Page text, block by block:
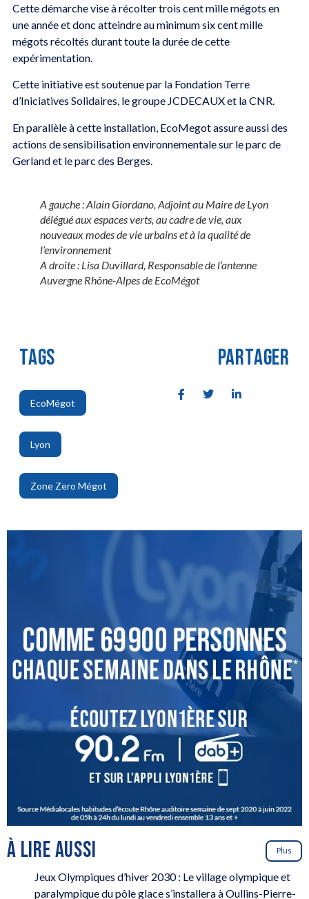
Cette démarche vise à récolter trois cent mille mégots en
une année et donc atteindre au minimum six cent mille
mégots récoltés durant toute la durée de cette
expérimentation.
Cette initiative est soutenue par la Fondation Terre
d’Iniciatives Solidaires, le groupe JCDECAUX et la CNR.
En parallèle à cette installation, EcoMegot assure aussi des
actions de sensibilisation environnementale sur le parc de
Gerland et le parc des Berges.
A gauche : Alain Giordano, Adjoint au Maire de Lyon
délégué aux espaces verts, au cadre de vie, aux
nouveaux modes de vie urbains et à la qualité de
l’environnement
A droite : Lisa Duvillard, Responsable de l’antenne
Auvergne Rhône-Alpes de EcoMégot
TAGS
EcoMégot
,
Lyon
,
Zone Zero Mégot
PARTAGER
À LIRE AUSSI Plus
Jeux Olympiques d’hiver 2030 : Le village olympique et
paralympique du pôle glace s’installera à Oullins-Pierre-